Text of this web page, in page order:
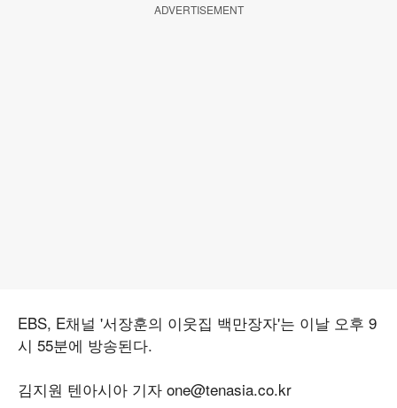
ADVERTISEMENT
EBS, E채널 '서장훈의 이웃집 백만장자'는 이날 오후 9
시 55분에 방송된다.
김지원 텐아시아 기자 one@tenasia.co.kr